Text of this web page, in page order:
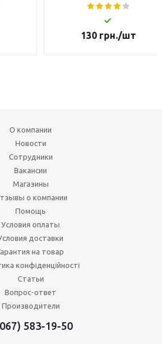
130 грн./шт
О компании
Новости
Сотрудники
Вакансии
Магазины
о компании
Помощь
Условия оплаты
доставки
на товар
конфіденційності
Статьи
Вопрос-ответ
Производители
583-19-50